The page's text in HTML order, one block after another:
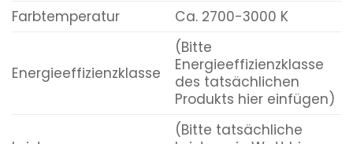
Farbtemperatur
Ca. 2700-3000 K
Energieeffizienzklasse
(Bitte
Energieeffizienzklasse
des tatsächlichen
Produkts hier einfügen)
(Bitte tatsächliche